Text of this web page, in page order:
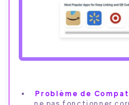
Problème de
ne pas fonctionner